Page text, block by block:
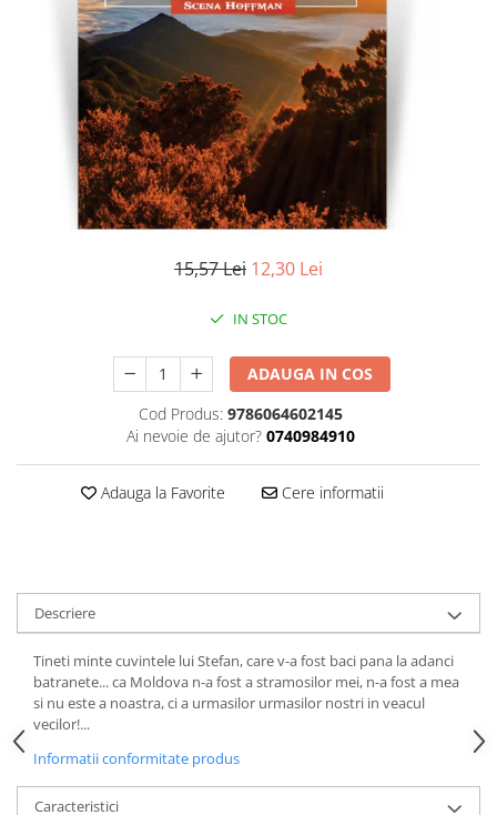
Literatura
Contemporana
Universala
Universala
Non-fictiune
Publicistica / Reportaje / Interviuri
Sociologie si filozofie
15,57 Lei 12,30 Lei
IN STOC
ADAUGA IN COS
Cod Produs: 9786064602145
Ai nevoie de ajutor? 0740984910
Adauga la Favorite Cere informatii
Descriere
Tineti minte cuvintele lui Stefan, care v-a fost baci pana la adanci
batranete... ca Moldova n-a fost a stramosilor mei, n-a fost a mea
si nu este a noastra, ci a urmasilor urmasilor nostri in veacul
vecilor!...
Informatii conformitate produs
Caracteristici